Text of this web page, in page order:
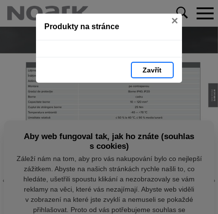
Produkty na stránce ×
Zavřít
Aby web fungoval tak, jak ho znáte (souhlas
s cookies)
Záleží nám na tom, aby pro vás nakupování bylo co nejlepší
zážitkem. Abyste na našich stránkách rychle našli to, co
hledáte, ušetřili spoustu klikání a nezobrazovaly se vám
reklamy na věci, které vás nezajímají. Abyste web viděli
v zobrazení na které jste zvyklí a nemuseli se pokaždé
přihlašovat. Proto od vás potřebujeme souhlas se